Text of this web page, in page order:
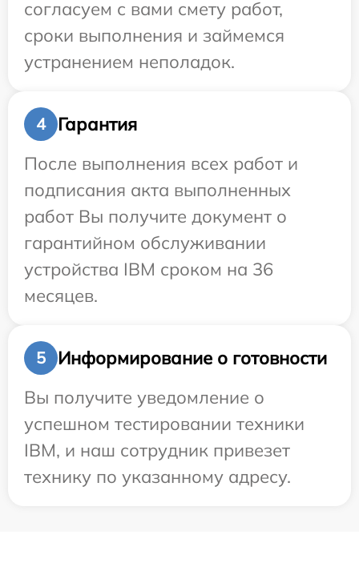
согласуем с вами смету работ,
сроки выполнения и займемся
устранением неполадок.
4
Гарантия
После выполнения всех работ и
подписания акта выполненных
работ Вы получите документ о
гарантийном обслуживании
устройства IBM сроком на 36
месяцев.
5
Информирование о готовности
Вы получите уведомление о
успешном тестировании техники
IBM, и наш сотрудник привезет
технику по указанному адресу.